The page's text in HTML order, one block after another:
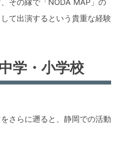
て出演するという貴重な経験
学・小学校
さらに遡ると、静岡での活動